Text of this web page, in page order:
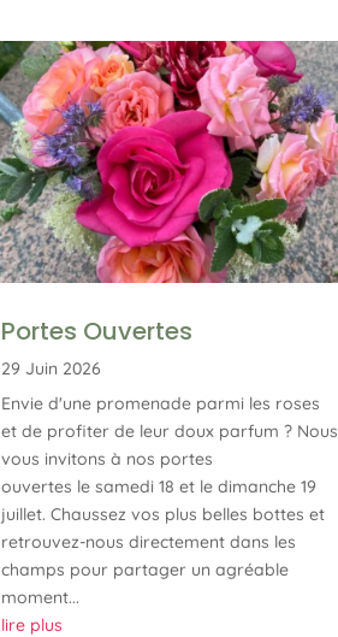
Portes Ouvertes
29 Juin 2026
Envie d'une promenade parmi les roses
et de profiter de leur doux parfum ? Nous
vous invitons à nos portes
ouvertes le samedi 18 et le dimanche 19
juillet. Chaussez vos plus belles bottes et
retrouvez-nous directement dans les
champs pour partager un agréable
moment...
lire plus